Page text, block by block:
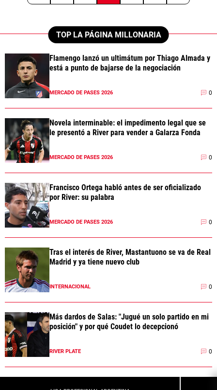
TOP LA PÁGINA MILLONARIA
Flamengo lanzó un ultimátum por Thiago Almada y
está a punto de bajarse de la negociación
MERCADO DE PASES 2026 0
Novela interminable: el impedimento legal que se
le presentó a River para vender a Galarza Fonda
MERCADO DE PASES 2026 0
Francisco Ortega habló antes de ser oficializado
por River: su palabra
MERCADO DE PASES 2026 0
Tras el interés de River, Mastantuono se va de Real
Madrid y ya tiene nuevo club
INTERNACIONAL 0
Más dardos de Salas: "Jugué un solo partido en mi
posición" y por qué Coudet lo decepcionó
RIVER PLATE 0